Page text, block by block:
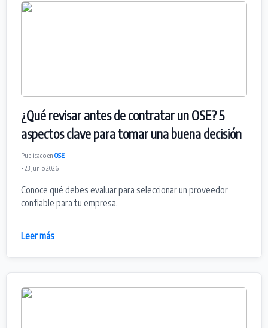
¿Qué revisar antes de contratar un OSE? 5
aspectos clave para tomar una buena decisión
Publicado en OSE
• 23 junio 2026
Conoce qué debes evaluar para seleccionar un proveedor
confiable para tu empresa.
Leer más